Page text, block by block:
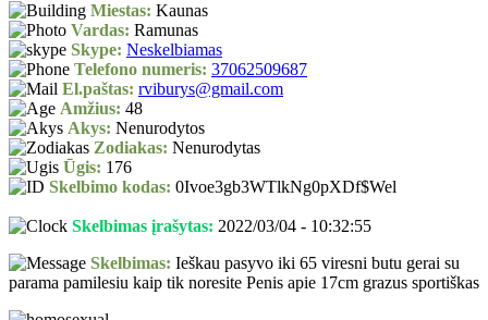
Miestas: Kaunas
Vardas: Ramunas
Skype: Neskelbiamas
Telefono numeris: 37062509687
El.paštas: rviburys@gmail.com
Amžius: 48
Akys: Nenurodytos
Zodiakas: Nenurodytas
Ūgis: 176
Skelbimo kodas: 0Ivoe3gb3WTlkNg0pXDf$Wel
Skelbimas įrašytas: 2022/03/04 - 10:32:55
Skelbimas: Ieškau pasyvo iki 65 viresni butu gerai su
parama pamilesiu kaip tik noresite Penis apie 17cm grazus sportiškas